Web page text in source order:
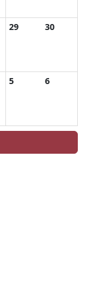
29 30
5 6